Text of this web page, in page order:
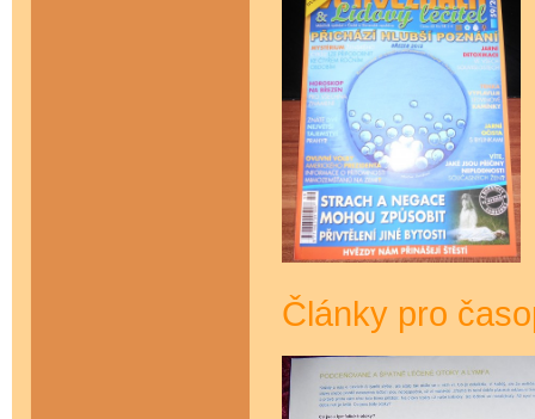
Články pro